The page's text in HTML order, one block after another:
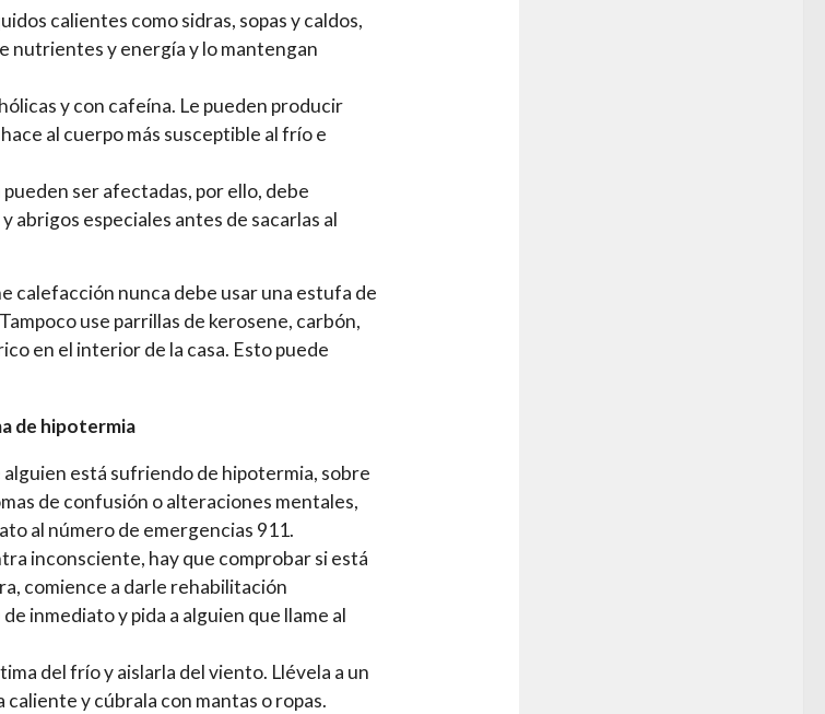
calientes como sidras, sopas y caldos,
nutrientes y energía y lo mantengan
y con cafeína. Le pueden producir
al cuerpo más susceptible al frío e
ser afectadas, por ello, debe
abrigos especiales antes de sacarlas al
calefacción nunca debe usar una estufa de
use parrillas de kerosene, carbón,
en el interior de la casa. Esto puede
de hipotermia
alguien está sufriendo de hipotermia, sobre
de confusión o alteraciones mentales,
al número de emergencias 911.
inconsciente, hay que comprobar si está
comience a darle rehabilitación
inmediato y pida a alguien que llame al
del frío y aislarla del viento. Llévela a un
y cúbrala con mantas o ropas.